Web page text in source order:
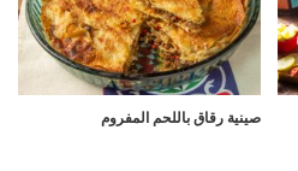
صينية رقاق باللحم المفروم